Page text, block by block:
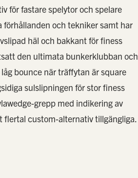
för fastare spelytor och spelare
förhållanden och tekniker samt har
häl och bakkant för finess
den ultimata bunkerklubban och
bounce när träffytan är square
sulslipningen för stor finess
grepp med indikering av
flertal custom-alternativ tillgängliga.